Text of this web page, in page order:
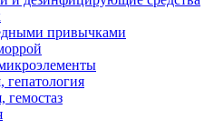
привычками
гепатология
гемостаз